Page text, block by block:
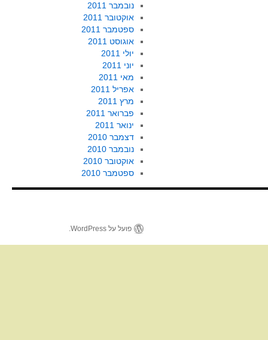
נובמבר 2011
אוקטובר 2011
ספטמבר 2011
אוגוסט 2011
יולי 2011
יוני 2011
מאי 2011
אפריל 2011
מרץ 2011
פברואר 2011
ינואר 2011
דצמבר 2010
נובמבר 2010
אוקטובר 2010
ספטמבר 2010
פועל על WordPress.